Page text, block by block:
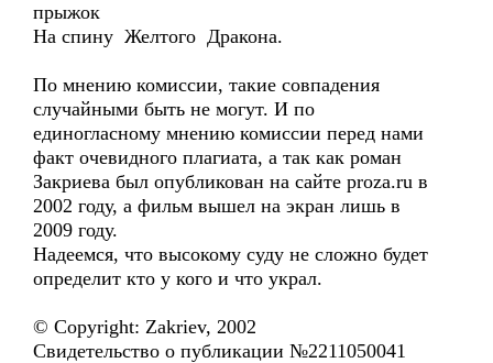
прыжок
На спину Желтого Дракона.
По мнению комиссии, такие совпадения
случайными быть не могут. И по
единогласному мнению комиссии перед нами
факт очевидного плагиата, а так как роман
Закриева был опубликован на сайте proza.ru в
2002 году, а фильм вышел на экран лишь в
2009 году.
Надеемся, что высокому суду не сложно будет
определит кто у кого и что украл.
© Copyright: Zakriev, 2002
Свидетельство о публикации №2211050041